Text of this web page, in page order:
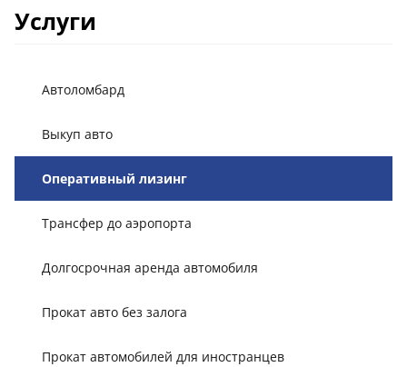
Услуги
Автоломбард
Выкуп авто
Оперативный лизинг
Трансфер до аэропорта
Долгосрочная аренда автомобиля
Прокат авто без залога
Прокат автомобилей для иностранцев